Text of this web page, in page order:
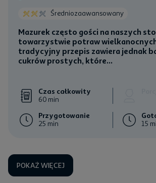
Średniozaawansowany
Mazurek często gości na naszych
towarzystwie potraw
tradycyjny przepis zawiera jednak
cukrów prostych, które...
Czas całkowity
60 min
Przygotowanie
25 min
15
POKAŻ WIĘCEJ